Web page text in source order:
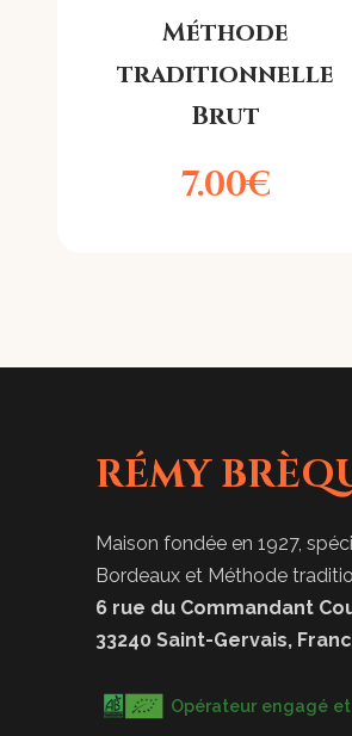
Méthode
traditionnelle
Brut
7.00€
RÉMY
Maison fondée en 1927,
Bordeaux et Méthode
6 rue du Commandant
33240 Saint-Gervais,
Opérateur engagé et